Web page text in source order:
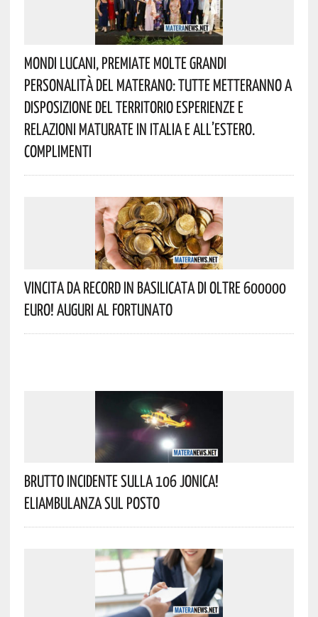
Mondi Lucani, Premiate Molte Grandi
Personalità Del Materano: Tutte Metteranno A
Disposizione Del Territorio Esperienze E
Relazioni Maturate In Italia E All’estero.
Complimenti
Vincita Da Record In Basilicata Di Oltre 600000
Euro! Auguri Al Fortunato
Brutto Incidente Sulla 106 Jonica!
Eliambulanza Sul Posto